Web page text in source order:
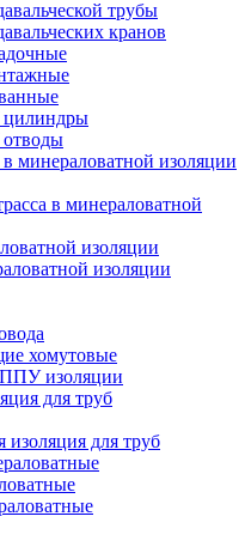
трубы
кранов
в минераловатной изоляции
в минераловатной
изоляции
изоляции
хомутовые
ППУ изоляции
для труб
изоляция для труб